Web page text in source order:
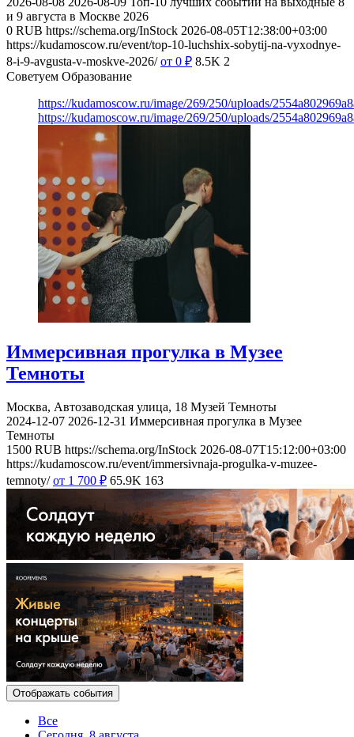
и 9 августа в Москве 2026
0 RUB https://schema.org/InStock 2026-08-05T12:38:00+03:00
https://kudamoscow.ru/event/top-10-luchshix-sobytij-na-vyxodnye-
8-i-9-avgusta-v-moskve-2026/ от 0 ₽ 8.5K 2
Советуем Образование
https://kudamoscow.ru/image/269/250/uploads/
https://kudamoscow.ru/image/269/250/uploads/
Иммерсивная прогулка в Музее
Темноты
Москва, Автозаводская улица, 18 Музей Темноты
2024-12-07 2026-12-31 Иммерсивная прогулка в Музее
Темноты
1500 RUB https://schema.org/InStock 2026-08-07T15:12:00+03:00
https://kudamoscow.ru/event/immersivnaja-progulka-v-muzee-
temnoty/ от 1 700 ₽ 65.9K 163
Отображать события
Все